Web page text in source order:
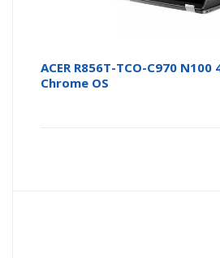
ACER R856T-TCO-C970 N100
Chrome OS